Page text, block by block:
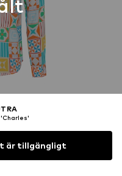
är tillgängligt